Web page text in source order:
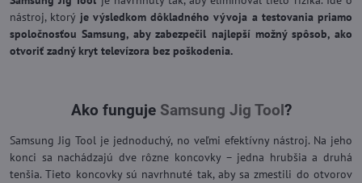
nástroj, ktorý je výsledkom dôkladného vývoja a testovania priamo
spoločnosťou Samsung, aby zabezpečil najlepší možný spôsob, ako
otvoriť zadný kryt televízora bez poškodenia.
Ako funguje Samsung Jig Tool?
Samsung Jig Tool je jednoduchý, no veľmi efektívny nástroj. Na jeho
konci sa nachádzajú dve rôzne koncovky – jedna hrubšia a druhá
tenšia. Tieto koncovky sú navrhnuté tak, aby sa zmestili do otvorov